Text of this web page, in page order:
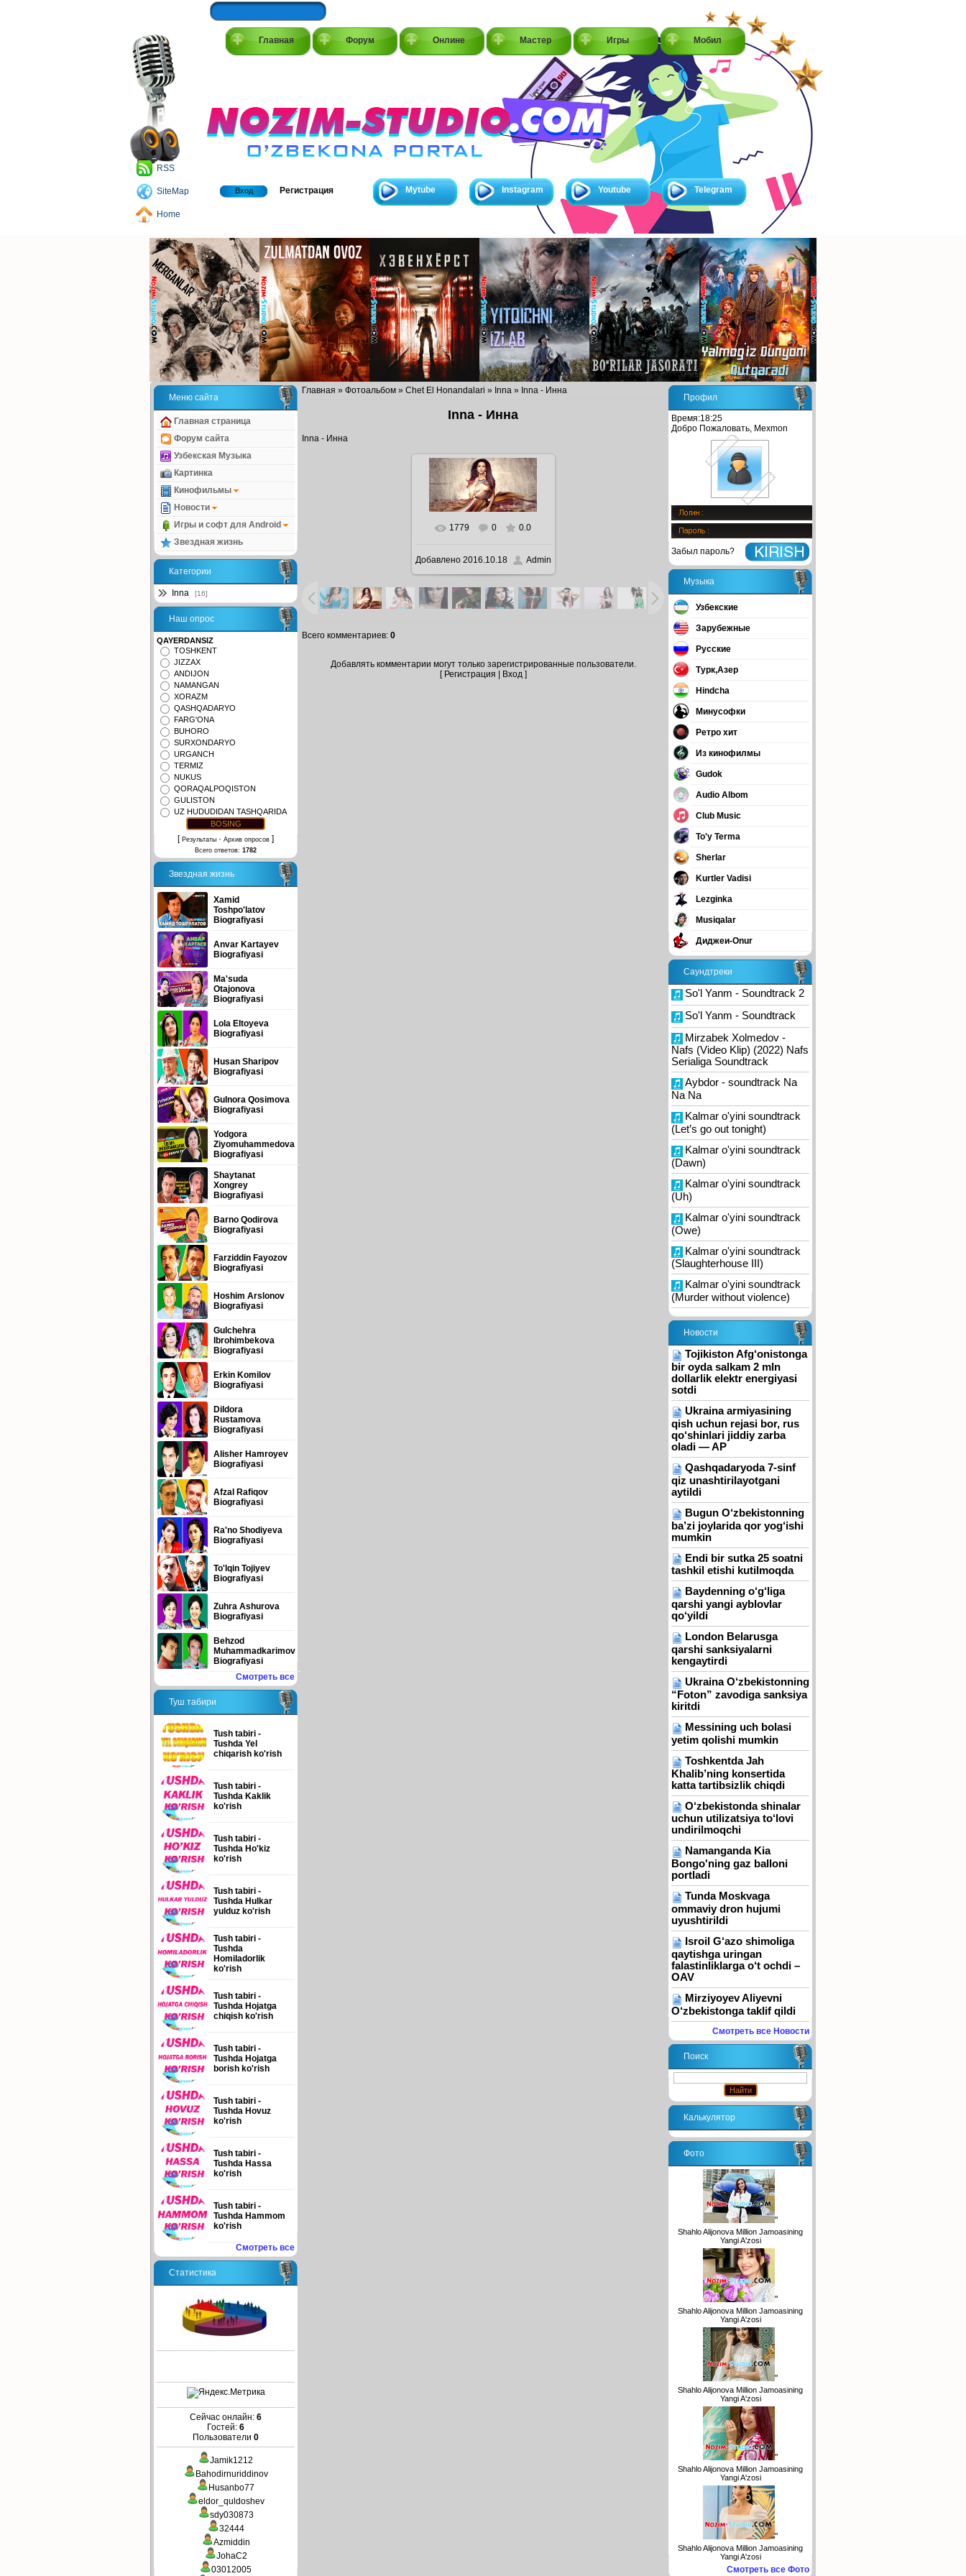
Главная Форум Онлине Мастер Игры Мобил
RSS
SiteMap
Home
Вход Регистрация Mytube Instagram Youtube Telegram
Меню сайта
Главная страница
Форум сайта
Узбекская Музыка
Картинка
Кинофильмы
Новости
Игры и софт для Android
Звездная жизнь
Категории
Inna [16]
Наш опрос
QAYERDANSIZ
TOSHKENT
JIZZAX
ANDIJON
NAMANGAN
XORAZM
QASHQADARYO
FARG'ONA
BUHORO
SURXONDARYO
URGANCH
TERMIZ
NUKUS
QORAQALPOQISTON
GULISTON
UZ HUDUDIDAN TASHQARIDA
[ Результаты · Архив опросов ]
Всего ответов: 1782
Звездная жизнь
Xamid
Toshpo'latov
Biografiyasi
Anvar Kartayev
Biografiyasi
Ma'suda
Otajonova
Biografiyasi
Lola Eltoyeva
Biografiyasi
Husan Sharipov
Biografiyasi
Gulnora Qosimova
Biografiyasi
Yodgora
Ziyomuhammedova
Biografiyasi
Shaytanat
Xongrey
Biografiyasi
Barno Qodirova
Biografiyasi
Farziddin Fayozov
Biografiyasi
Hoshim Arslonov
Biografiyasi
Gulchehra
Ibrohimbekova
Biografiyasi
Erkin Komilov
Biografiyasi
Dildora
Rustamova
Biografiyasi
Alisher Hamroyev
Biografiyasi
Afzal Rafiqov
Biografiyasi
Ra'no Shodiyeva
Biografiyasi
To'lqin Tojiyev
Biografiyasi
Zuhra Ashurova
Biografiyasi
Behzod
Muhammadkarimov
Biografiyasi
Смотреть все
Туш табири
Tush tabiri -
Tushda Yel
chiqarish ko'rish
Tush tabiri -
Tushda Kaklik
ko'rish
Tush tabiri -
Tushda Ho'kiz
ko'rish
Tush tabiri -
Tushda Hulkar
yulduz ko'rish
Tush tabiri -
Tushda
Homiladorlik
ko'rish
Tush tabiri -
Tushda Hojatga
chiqish ko'rish
Tush tabiri -
Tushda Hojatga
borish ko'rish
Tush tabiri -
Tushda Hovuz
ko'rish
Tush tabiri -
Tushda Hassa
ko'rish
Tush tabiri -
Tushda Hammom
ko'rish
Смотреть все
Статистика
Сейчас онлайн: 6
Гостей: 6
Пользователи 0
Jamik1212
Bahodirnuriddinov
Husanbo77
eldor_quldoshev
sdy030873
32444
Azmiddin
JohaC2
03012005
Главная » Фотоальбом » Chet El Honandalari » Inna » Inna - Инна
Inna - Инна
Inna - Инна
В реальном размере
1400x700/ 979.6Kb
1779 0 0.0
Добавлено2016.10.18 Admin
Всего комментариев: 0
Добавлять комментарии могут только зарегистрированные пользователи.
[ Регистрация Вход]
Профил
Время:18:25
Добро Пожаловать, Mexmon
Забыл пароль?
Музыка
Узбекские
Зарубежные
Русские
Турк,Азер
Hindcha
Минусофки
Ретро хит
Из кинофилмы
Gudok
Audio Albom
Club Music
To'y Terma
Sherlar
Kurtler Vadisi
Lezginka
Musiqalar
Диджеи-Onur
Саундтреки
So'l Yanm - Soundtrack 2
So'l Yanm - Soundtrack
Mirzabek Xolmedov -
Nafs (Video Klip) (2022) Nafs
Serialiga Soundtrack
Aybdor - soundtrack Na
Na Na
Kalmar o'yini soundtrack
(Let’s go out tonight)
Kalmar o'yini soundtrack
(Dawn)
Kalmar o'yini soundtrack
(Uh)
Kalmar o'yini soundtrack
(Owe)
Kalmar o'yini soundtrack
(Slaughterhouse III)
Kalmar o'yini soundtrack
(Murder without violence)
Новости
Tojikiston Afg‘onistonga
bir oyda salkam 2 mln
dollarlik elektr energiyasi
sotdi
Ukraina armiyasining
qish uchun rejasi bor, rus
qo‘shinlari jiddiy zarba
oladi — AP
Qashqadaryoda 7-sinf
qiz unashtirilayotgani
aytildi
Bugun O‘zbekistonning
ba’zi joylarida qor yog‘ishi
mumkin
Endi bir sutka 25 soatni
tashkil etishi kutilmoqda
Baydenning o‘g‘liga
qarshi yangi ayblovlar
qo‘yildi
London Belarusga
qarshi sanksiyalarni
kengaytirdi
Ukraina O‘zbekistonning
“Foton” zavodiga sanksiya
kiritdi
Messining uch bolasi
yetim qolishi mumkin
Toshkentda Jah
Khalib’ning konsertida
katta tartibsizlik chiqdi
O‘zbekistonda shinalar
uchun utilizatsiya to‘lovi
undirilmoqchi
Namanganda Kia
Bongo'ning gaz balloni
portladi
Tunda Moskvaga
ommaviy dron hujumi
uyushtirildi
Isroil G‘azo shimoliga
qaytishga uringan
falastinliklarga o‘t ochdi –
OAV
Mirziyoyev Aliyevni
O‘zbekistonga taklif qildi
Смотреть все Новости
Поиск
Калькулятор
Фото
"
Shahlo Alijonova Million Jamoasining
Yangi A'zosi
"
Shahlo Alijonova Million Jamoasining
Yangi A'zosi
"
Shahlo Alijonova Million Jamoasining
Yangi A'zosi
"
Shahlo Alijonova Million Jamoasining
Yangi A'zosi
"
Shahlo Alijonova Million Jamoasining
Yangi A'zosi
Смотреть все Фото